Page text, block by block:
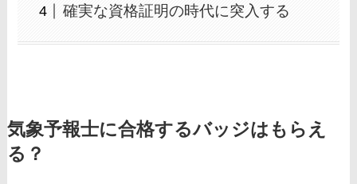
確実な資格証明の時代に突入する
気象予報士に合格するバッジはもらえ
る？